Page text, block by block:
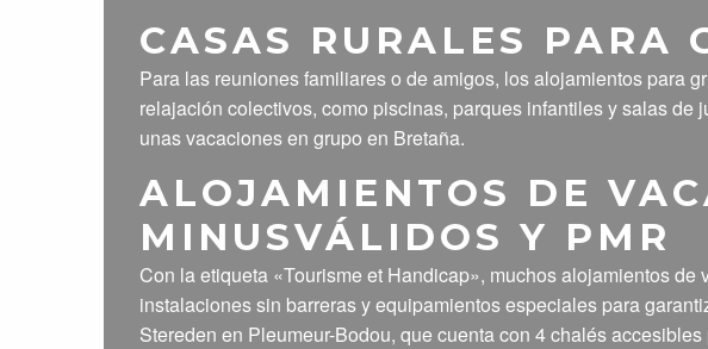
CASAS RURALES PARA
Para las reuniones familiares o de amigos, los alojamientos para
relajación colectivos, como piscinas, parques infantiles y salas
unas vacaciones en grupo en Bretaña.
ALOJAMIENTOS DE
MINUSVÁLIDOS Y PMR
Con la etiqueta «Tourisme et Handicap», muchos alojamientos
instalaciones sin barreras y equipamientos especiales para
Stereden en Pleumeur-Bodou, que cuenta con 4 chalés